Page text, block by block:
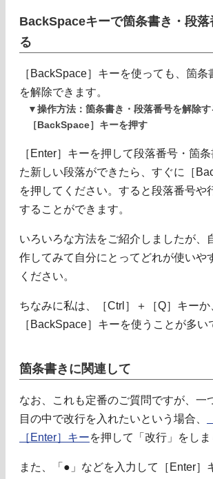
BackSpaceキーで箇条書き・段落
る
［BackSpace］キーを使っても、箇
を解除できます。
▼操作方法：箇条書き・段落番号を解除す
［BackSpace］キーを押す
［Enter］キーを押して段落番号・箇
た新しい段落ができたら、すぐに［
を押してください。すると段落番号や
することができます。
いろいろな方法をご紹介しましたが、
作してみて自分にとってどれが使いや
ください。
ちなみに私は、［Ctrl］＋［Q］キーか
［BackSpace］キーを使うことが多い
箇条書きに関連して
なお、これも定番のご質問ですが、一
目の中で改行を入れたいという場合、
［Enter］キーを押して「改行」をしま
また、「●」などを入力して［Enter］